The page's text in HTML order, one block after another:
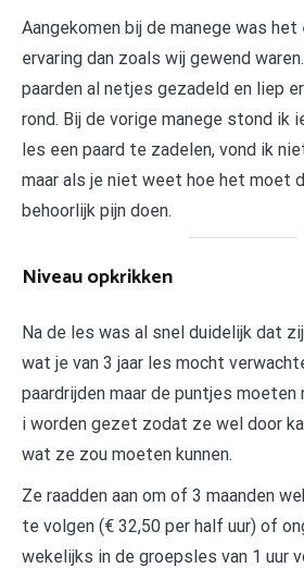
Aangekomen bij de manege was
ervaring dan zoals wij gewend
paarden al netjes gezadeld en liep
rond. Bij de vorige manege stond ik
les een paard te zadelen, vond ik
maar als je niet weet hoe het moet
behoorlijk pijn doen.
Niveau opkrikken
Na de les was al snel duidelijk dat
wat je van 3 jaar les mocht
paardrijden maar de puntjes moeten
i worden gezet zodat ze wel door
wat ze zou moeten kunnen.
Ze raadden aan om of 3 maanden
te volgen (€ 32,50 per half uur) of
wekelijks in de groepsles van 1 uur